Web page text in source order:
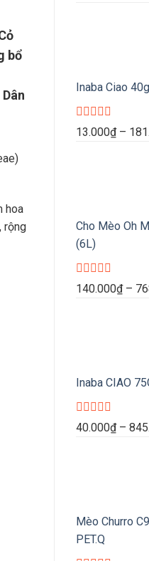
bổ
hoa
rộng
Inaba Ciao 40g
Được
xếp
13.000₫ –
Cho Mèo Oh
(6L)
Được
xếp
140.000₫ –
Inaba CIAO
Được
xếp
40.000₫ –
Mèo Churro
PET.Q